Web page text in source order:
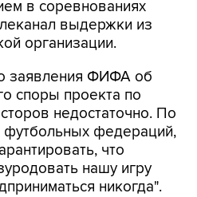
в соревнованиях
выдержки из
организации.
заявления ФИФА об
споры проекта по
недостаточно. По
федераций,
что
нашу игру
никогда".